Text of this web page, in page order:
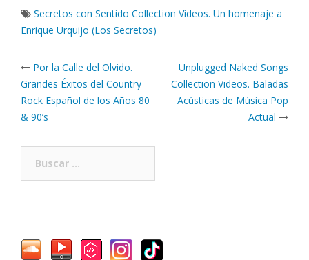
Secretos con Sentido Collection Videos. Un homenaje a
Enrique Urquijo (Los Secretos)
Post
navigation
Por la Calle del Olvido.
Grandes Éxitos del Country
Rock Español de los Años 80
& 90’s
Unplugged Naked Songs
Collection Videos. Baladas
Acústicas de Música Pop
Actual